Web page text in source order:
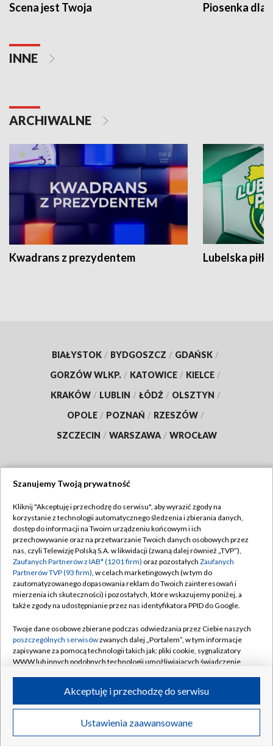
Scena jest Twoja Piosenka dla
INNE
ARCHIWALNE
Kwadrans z prezydentem Lubelska piłka
BIAŁYSTOK / BYDGOSZCZ / GDAŃSK /
GORZÓW WLKP. / KATOWICE / KIELCE /
KRAKÓW / LUBLIN / ŁÓDŹ / OLSZTYN /
OPOLE / POZNAŃ / RZESZÓW /
SZCZECIN / WARSZAWA / WROCŁAW
TVP
Abonament TVP
Emisja w TVP
Centrum informacji TVP
Naziemna Telewizja Cyfrowa
Rada Programowa
System NOS
Informacje o nadawcy
Program dla prasy
Ogłoszenie przetargowe
Regulamin TVP
Polityka prywatności
Moje zgody
Pomoc
Kontakt
Kanały
©2026 Telewizja Polska S.A. w likwidacji
Szanujemy Twoją prywatność
Kliknij "Akceptuję i przechodzę do serwisu", aby wyrazić zgody na
korzystanie z technologii automatycznego śledzenia i zbierania danych,
dostęp do informacji na Twoim urządzeniu końcowym i ich
przechowywanie oraz na przetwarzanie Twoich danych osobowych przez
nas, czyli Telewizję Polską S.A. w likwidacji (zwaną dalej również „TVP”),
Zaufanych Partnerów z IAB* (1201 firm) oraz pozostałych Zaufanych
Partnerów TVP (93 firm), w celach marketingowych (w tym do
zautomatyzowanego dopasowania reklam do Twoich zainteresowań i
mierzenia ich skuteczności) i pozostałych, które wskazujemy poniżej, a
także zgody na udostępnianie przez nas identyfikatora PPID do Google.
Twoje dane osobowe zbierane podczas odwiedzania przez Ciebie naszych
poszczególnych serwisówzwanych dalej „Portalem”, w tym informacje
zapisywane za pomocą technologii takich jak: pliki cookie, sygnalizatory
WWW lub innych podobnych technologii umożliwiających świadczenie
ruchu w Internecie.
Twoje dane osobowe zbierane podczas odwiedzania przez Ciebie
poszczególnych serwisówna Portalu, takie jak adresy IP, identyfikatory
Ustawienia zaawansowane
Akceptuję i przechodzę do serwisu